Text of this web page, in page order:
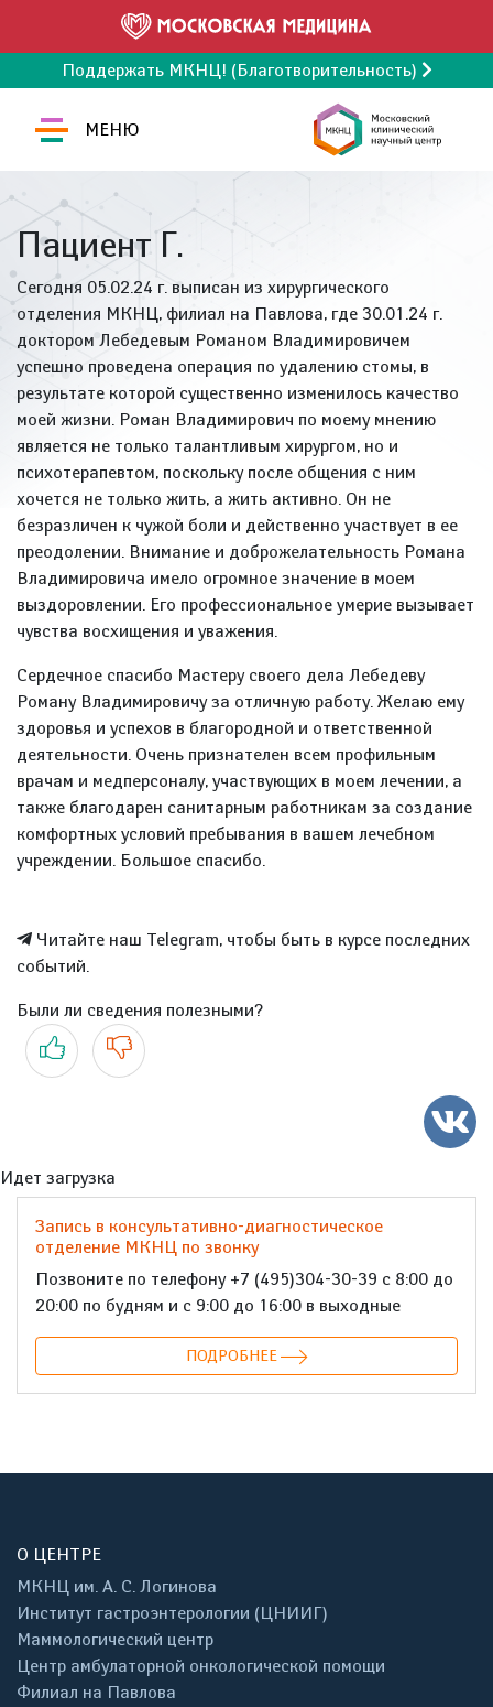
Поддержать МКНЦ! (Благотворительность)
МЕНЮ
Пациент Г.
Сегодня 05.02.24 г. выписан из хирургического
отделения МКНЦ, филиал на Павлова, где 30.01.24 г.
доктором Лебедевым Романом Владимировичем
успешно проведена операция по удалению стомы, в
результате которой существенно изменилось качество
моей жизни. Роман Владимирович по моему мнению
является не только талантливым хирургом, но и
психотерапевтом, поскольку после общения с ним
хочется не только жить, а жить активно. Он не
безразличен к чужой боли и действенно участвует в ее
преодолении. Внимание и доброжелательность Романа
Владимировича имело огромное значение в моем
выздоровлении. Его профессиональное умерие вызывает
чувства восхищения и уважения.
Сердечное спасибо Мастеру своего дела Лебедеву
Роману Владимировичу за отличную работу. Желаю ему
здоровья и успехов в благородной и ответственной
деятельности. Очень признателен всем профильным
врачам и медперсоналу, участвующих в моем лечении, а
также благодарен санитарным работникам за создание
комфортных условий пребывания в вашем лечебном
учреждении. Большое спасибо.
Читайте наш Telegram, чтобы быть в курсе последних
событий.
Были ли сведения полезными?
Да Нет
Идет загрузка
Запись в консультативно-диагностическое
отделение МКНЦ по звонку
Позвоните по телефону +7 (495)304-30-39 с 8:00 до
20:00 по будням и с 9:00 до 16:00 в выходные
ПОДРОБНЕЕ
О ЦЕНТРЕ
МКНЦ им. А. С. Логинова
Институт гастроэнтерологии (ЦНИИГ)
Маммологический центр
Центр амбулаторной онкологической помощи
Филиал на Павлова